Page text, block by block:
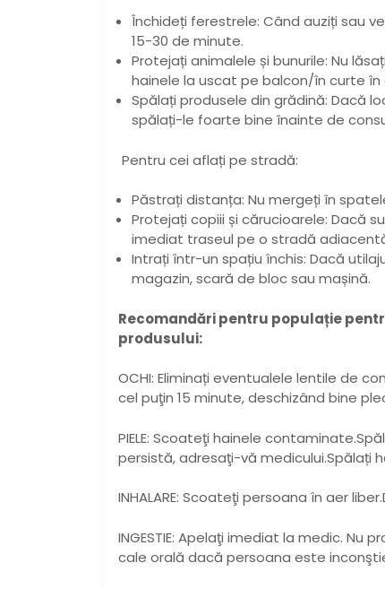
Închideți ferestrele: Când auziți sau
15-30 de minute.
Protejați animalele și bunurile: Nu
hainele la uscat pe balcon/în curte în
Spălați produsele din grădină: Dacă
spălați-le foarte bine înainte de
Pentru cei aflați pe stradă:
Păstrați distanța: Nu mergeți în
Protejați copiii și cărucioarele: Dacă
imediat traseul pe o stradă
Intrați într-un spațiu închis: Dacă
magazin, scară de bloc sau mașină.
Recomandări pentru populație
produsului:
OCHI: Eliminați eventualele lentile de
cel puţin 15 minute, deschizând bine
PIELE: Scoateţi hainele
persistă, adresaţi-vă medicului.Spălați
INHALARE: Scoateţi persoana în aer
INGESTIE: Apelaţi imediat la medic. Nu
cale orală dacă persoana este